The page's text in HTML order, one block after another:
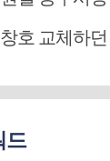
교체하던 50대
드